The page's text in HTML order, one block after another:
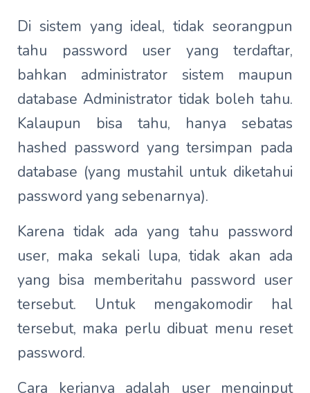
Di sistem yang ideal, tidak seorangpun
tahu password user yang terdaftar,
bahkan administrator sistem maupun
database Administrator tidak boleh tahu.
Kalaupun bisa tahu, hanya sebatas
hashed password yang tersimpan pada
database (yang mustahil untuk diketahui
password yang sebenarnya).
Karena tidak ada yang tahu password
user, maka sekali lupa, tidak akan ada
yang bisa memberitahu password user
tersebut. Untuk mengakomodir hal
tersebut, maka perlu dibuat menu reset
password.
Cara kerjanya adalah user menginput